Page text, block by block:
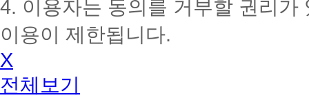
4. 이용자는 동의를 거부할 권리
이용이 제한됩니다.
X
전체보기